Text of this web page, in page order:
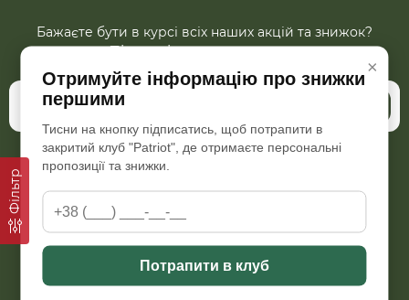
Фільтр
×
Отримуйте інформацію про знижки
першими
Тисни на кнопку підписатись, щоб потрапити в
закритий клуб "Patriot", де отримаєте персональні
пропозиції та знижки.
Потрапити в клуб
Бажаєте бути в курсі всіх наших акцій та знижок?
Підпишіться на розсилку
Сб з 10:00 до 15:30, Нд-вихідний
+38 (066) 298 76 92